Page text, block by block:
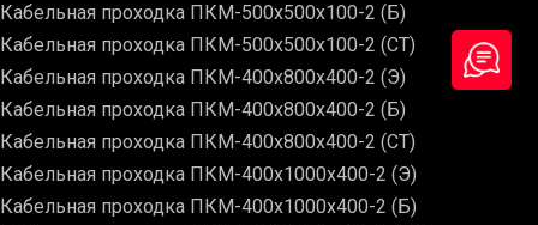
Кабельная проходка ПКМ-500х500х100-2 (Б)
Кабельная проходка ПКМ-500х500х100-2 (СТ)
Кабельная проходка ПКМ-400х800х400-2 (Э)
Кабельная проходка ПКМ-400х800х400-2 (Б)
Кабельная проходка ПКМ-400х800х400-2 (СТ)
Кабельная проходка ПКМ-400х1000х400-2 (Э)
Кабельная проходка ПКМ-400х1000х400-2 (Б)